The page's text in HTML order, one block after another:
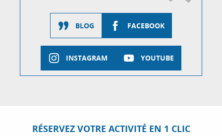
BLOG FACEBOOK
INSTAGRAM YOUTUBE
RÉSERVEZ VOTRE ACTIVITÉ EN 1 CLIC